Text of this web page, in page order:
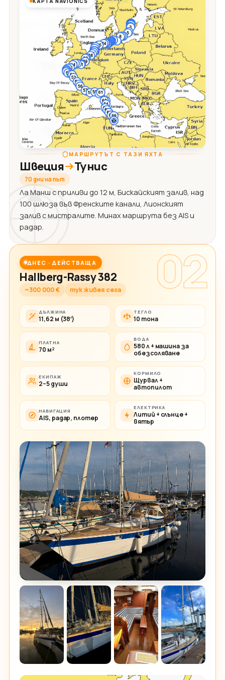
МАРШРУТЪТ С ТАЗИ ЯХТА
Швеция Тунис
70 дни на път
Ла Манш с приливи до 12 м, Бискайският залив, над
100 шлюза във Френските канали, Лионският
залив с мистралите. Минах маршрута без AIS и
радар.
02
ДНЕС · ДЕЙСТВАЩА
Hallberg-Rassy 382
~300 000 € тук живея сега
ДЪЛЖИНА
11,62 м (38′)
ТЕГЛО
10 тона
ПЛАТНА
70 м²
ВОДА
580 л + машина за
обезсоляване
ЕКИПАЖ
2–5 души
КОРМИЛО
Щурвал +
автопилот
НАВИГАЦИЯ
AIS, радар, плотер
ЕЛЕКТРИКА
Литий + слънце +
вятър